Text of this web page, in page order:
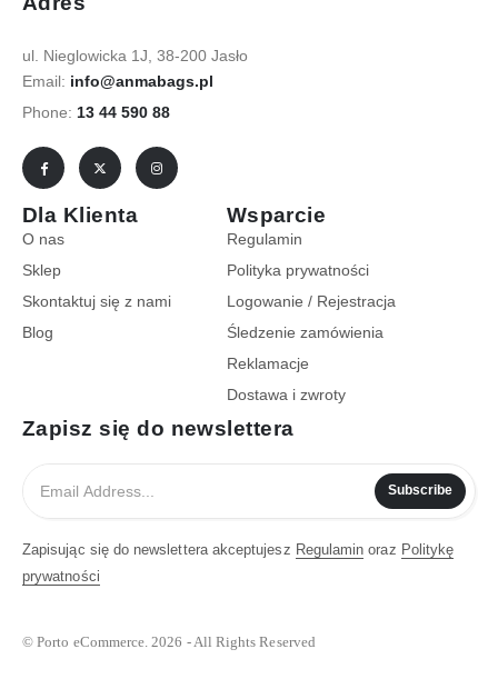
ul. Nieglowicka 1J, 38-200 Jasło
Email: info@anmabags.pl
Phone: 13 44 590 88
Dla Klienta
O nas
Sklep
Skontaktuj się z nami
Blog
Wsparcie
Regulamin
Polityka prywatności
Logowanie / Rejestracja
Śledzenie zamówienia
Reklamacje
Dostawa i zwroty
Zapisz się do newslettera
Subscribe
Zapisując się do newslettera akceptujesz Regulamin oraz Politykę
prywatności
© Porto eCommerce. 2026 - All Rights Reserved